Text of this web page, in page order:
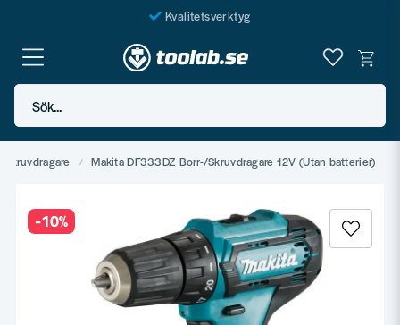
Kvalitetsverktyg
Fraktfritt över 999 SEK*
En järnhandel för alla
Sök...
Skruvdragare Makita DF333DZ Borr-/Skruvdragare 12V (Utan batterier)
-10%